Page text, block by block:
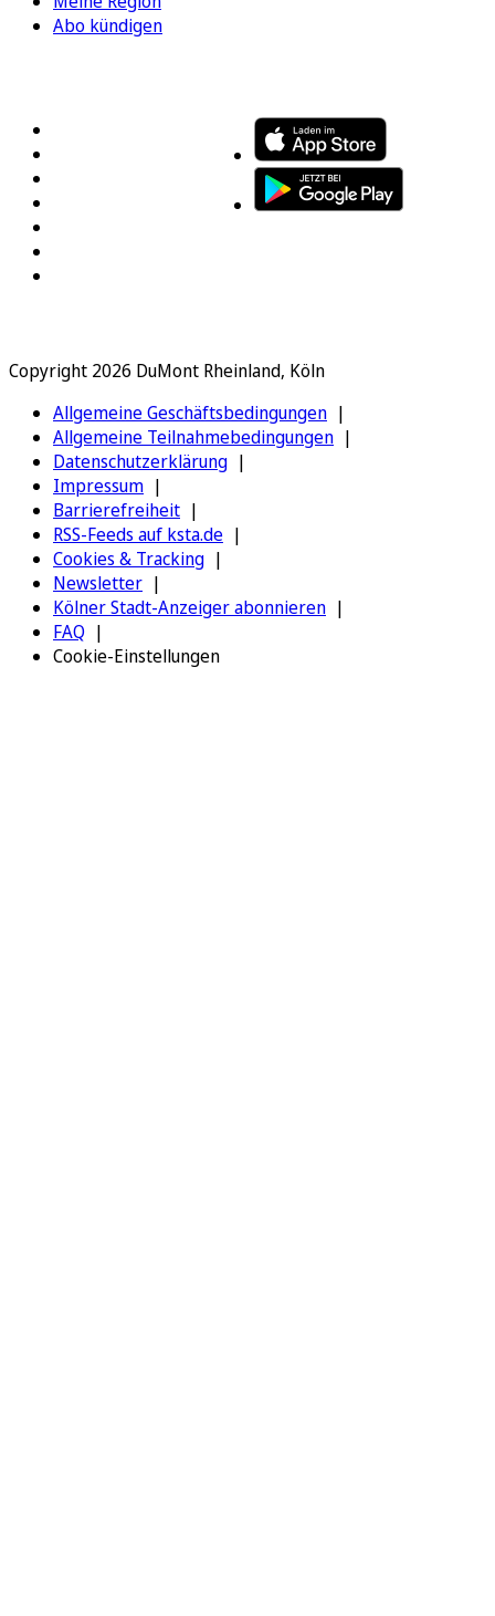
Abo kündigen
Copyright 2026 DuMont Rheinland, Köln
Allgemeine Geschäftsbedingungen
Allgemeine Teilnahmebedingungen
Datenschutzerklärung
Impressum
Barrierefreiheit
RSS-Feeds auf ksta.de
Cookies & Tracking
Newsletter
Kölner Stadt-Anzeiger abonnieren
FAQ
Cookie-Einstellungen